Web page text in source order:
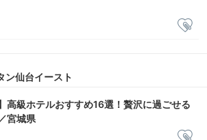
ン仙台イースト
高級ホテルおすすめ16選！贅沢に過ごせる
宮城県